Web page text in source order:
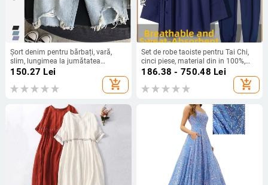
Șort denim pentru bărbați, vară,
slim, lungimea la jumătatea
coapsei, stil coreean, rupturi, cinci
150.27 Lei
add_shopping_cart
Set de robe taoiste pentru Tai Chi,
cinci piese, material din in 100%,
respirabil, marca Converge
186.38 - 750.48 Lei
add_shopping_cart